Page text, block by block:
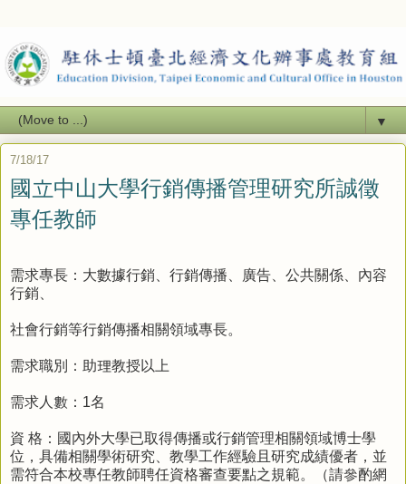
▼
7/18/17
國立中山大學行銷傳播管理研究所誠徵
專任教師
需求專長：大數據行銷、行銷傳播、廣告、公共關係、內容
行銷、
社會行銷等行銷傳播相關領域專長。
需求職別：助理教授以上
需求人數：1名
資 格：國內外大學已取得傳播或行銷管理相關領域博士學
位，具備相關學術研究、教學工作經驗且研究成績優者，並
需符合本校專任教師聘任資格審查要點之規範。（請參酌網